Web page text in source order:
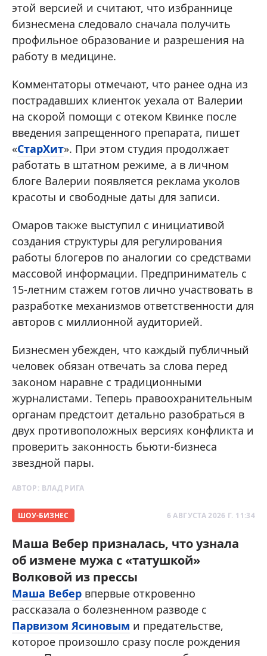
этой версией и считают, что избраннице
бизнесмена следовало сначала получить
профильное образование и разрешения на
работу в медицине.
Комментаторы отмечают, что ранее одна из
пострадавших клиенток уехала от Валерии
на скорой помощи с отеком Квинке после
введения запрещенного препарата, пишет
«СтарХит». При этом студия продолжает
работать в штатном режиме, а в личном
блоге Валерии появляется реклама уколов
красоты и свободные даты для записи.
Омаров также выступил с инициативой
создания структуры для регулирования
работы блогеров по аналогии со средствами
массовой информации. Предприниматель с
15-летним стажем готов лично участвовать в
разработке механизмов ответственности для
авторов с миллионной аудиторией.
Бизнесмен убежден, что каждый публичный
человек обязан отвечать за слова перед
законом наравне с традиционными
журналистами. Теперь правоохранительным
органам предстоит детально разобраться в
двух противоположных версиях конфликта и
проверить законность бьюти-бизнеса
звездной пары.
АВТОР: ВЛАД РИГА
ШОУ-БИЗНЕС 6 АВГУСТА 2026 Г. 11:34
Маша Вебер призналась, что узнала
об измене мужа с «татушкой»
Волковой из прессы
Маша Вебер впервые откровенно
рассказала о болезненном разводе с
Парвизом Ясиновым и предательстве,
которое произошло сразу после рождения